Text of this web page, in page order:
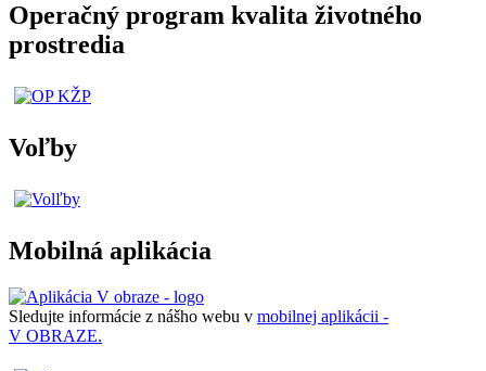
Operačný program kvalita životného
prostredia
Voľby
Mobilná aplikácia
Sledujte informácie z nášho webu v mobilnej aplikácii -
V OBRAZE.